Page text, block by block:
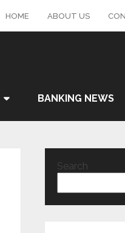
HOME ABOUT US
BANKING NEWS
Search